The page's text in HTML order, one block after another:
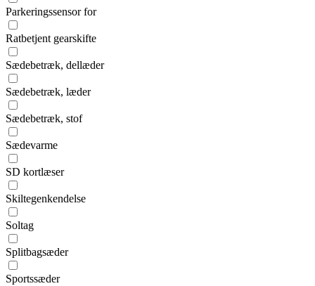
Parkeringssensor for
Ratbetjent gearskifte
Sædebetræk, dellæder
Sædebetræk, læder
Sædebetræk, stof
Sædevarme
SD kortlæser
Skiltegenkendelse
Soltag
Splitbagsæder
Sportssæder